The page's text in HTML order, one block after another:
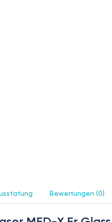
Bewertungen (0)